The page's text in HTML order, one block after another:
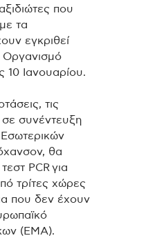
που
τα
εγκριθεί
Οργανισμό
10 Ιανουαρίου.
τις
συνέντευξη
θα
PCR για
τρίτες χώρες
που δεν έχουν
(ΕΜΑ).